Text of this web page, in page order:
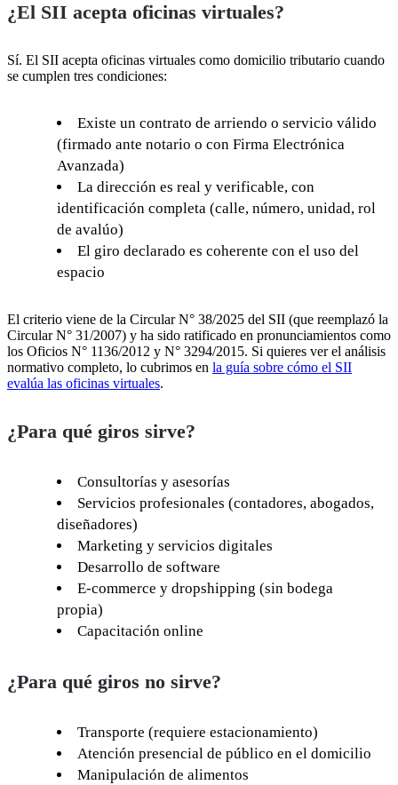
¿El SII acepta oficinas virtuales?
Sí. El SII acepta oficinas virtuales como domicilio tributario cuando
se cumplen tres condiciones:
Existe un contrato de arriendo o servicio válido
(firmado ante notario o con Firma Electrónica
Avanzada)
La dirección es real y verificable, con
identificación completa (calle, número, unidad, rol
de avalúo)
El giro declarado es coherente con el uso del
espacio
El criterio viene de la Circular N° 38/2025 del SII (que reemplazó la
Circular N° 31/2007) y ha sido ratificado en pronunciamientos como
los Oficios N° 1136/2012 y N° 3294/2015. Si quieres ver el análisis
normativo completo, lo cubrimos en la guía sobre cómo el SII
evalúa las oficinas virtuales.
¿Para qué giros sirve?
Consultorías y asesorías
Servicios profesionales (contadores, abogados,
diseñadores)
Marketing y servicios digitales
Desarrollo de software
E-commerce y dropshipping (sin bodega
propia)
Capacitación online
¿Para qué giros no sirve?
Transporte (requiere estacionamiento)
Atención presencial de público en el domicilio
Manipulación de alimentos